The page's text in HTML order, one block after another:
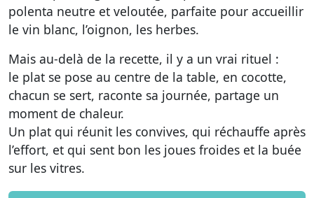
polenta neutre et veloutée, parfaite pour accueillir
le vin blanc, l’oignon, les herbes.
Mais au-delà de la recette, il y a un vrai rituel :
le plat se pose au centre de la table, en cocotte,
chacun se sert, raconte sa journée, partage un
moment de chaleur.
Un plat qui réunit les convives, qui réchauffe après
l’effort, et qui sent bon les joues froides et la buée
sur les vitres.